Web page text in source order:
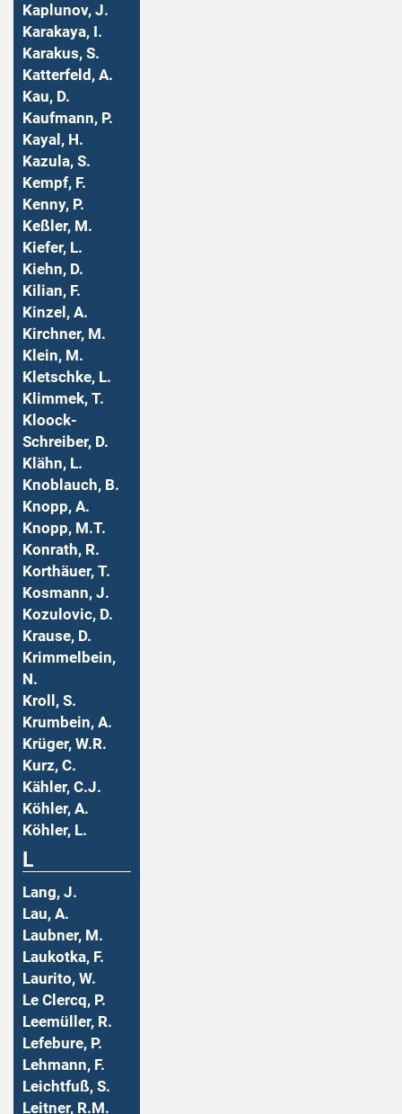
Kaplunov, J.
Karakaya, I.
Karakus, S.
Katterfeld, A.
Kau, D.
Kaufmann, P.
Kayal, H.
Kazula, S.
Kempf, F.
Kenny, P.
Keßler, M.
Kiefer, L.
Kiehn, D.
Kilian, F.
Kinzel, A.
Kirchner, M.
Klein, M.
Kletschke, L.
Klimmek, T.
Kloock-
Schreiber, D.
Klähn, L.
Knoblauch, B.
Knopp, A.
Knopp, M.T.
Konrath, R.
Korthäuer, T.
Kosmann, J.
Kozulovic, D.
Krause, D.
Krimmelbein,
N.
Kroll, S.
Krumbein, A.
Krüger, W.R.
Kurz, C.
Kähler, C.J.
Köhler, A.
Köhler, L.
L
Lang, J.
Lau, A.
Laubner, M.
Laukotka, F.
Laurito, W.
Le Clercq, P.
Leemüller, R.
Lefebure, P.
Lehmann, F.
Leichtfuß, S.
Leitner, R.M.